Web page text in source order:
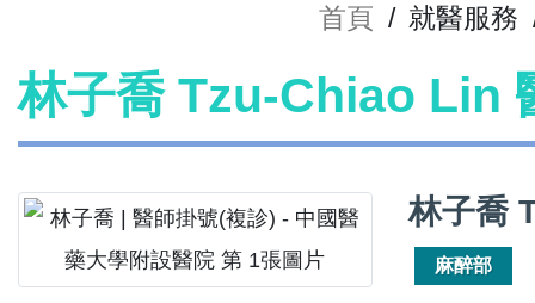
首頁 / 就醫服務
林子喬 Tzu-Chiao Lin
林子喬
麻醉部